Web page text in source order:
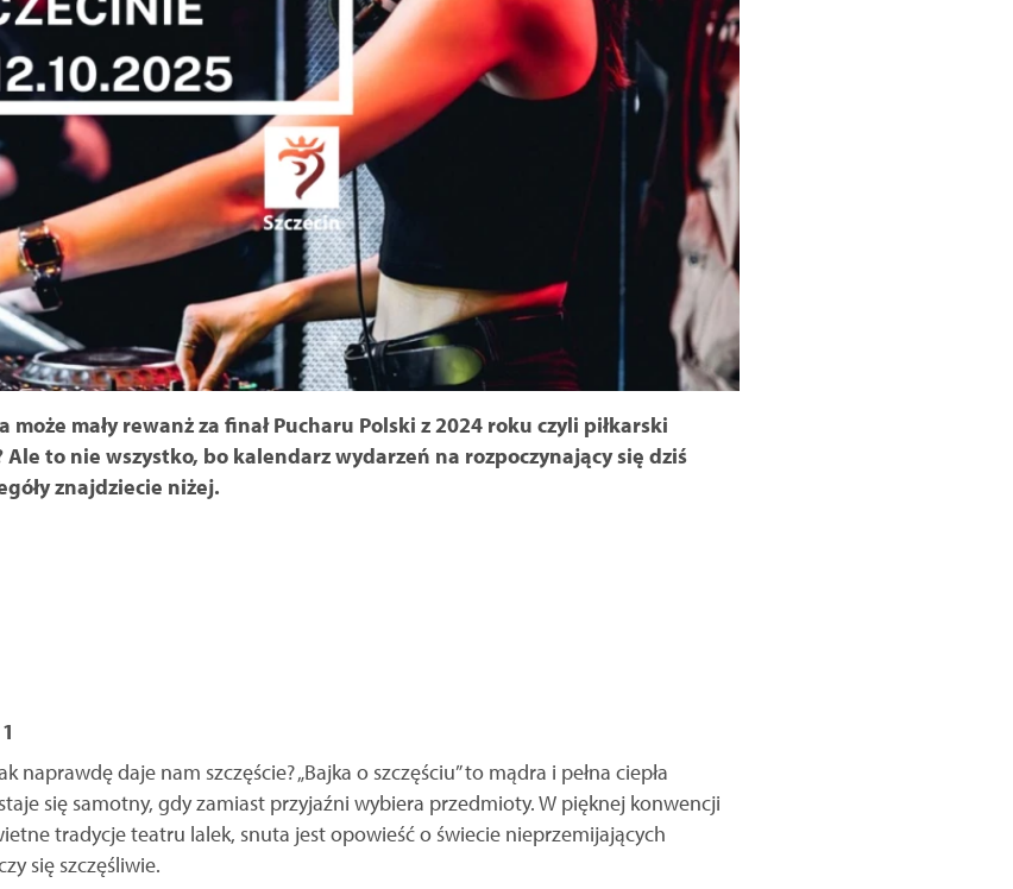
mały rewanż za finał Pucharu Polski z 2024 roku czyli piłkarski
Ale to nie wszystko, bo kalendarz wydarzeń na rozpoczynający się dziś
znajdziecie niżej.
naprawdę daje nam szczęście? „Bajka o szczęściu” to mądra i pełna ciepła
się samotny, gdy zamiast przyjaźni wybiera przedmioty. W pięknej konwencji
tradycje teatru lalek, snuta jest opowieść o świecie nieprzemijających
się szczęśliwie.